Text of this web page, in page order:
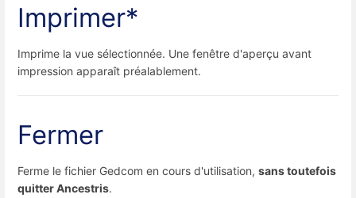
Imprimer*
Imprime la vue sélectionnée. Une fenêtre d'aperçu avant
impression apparaît préalablement.
Fermer
Ferme le fichier Gedcom en cours d'utilisation, sans toutefois
quitter Ancestris.